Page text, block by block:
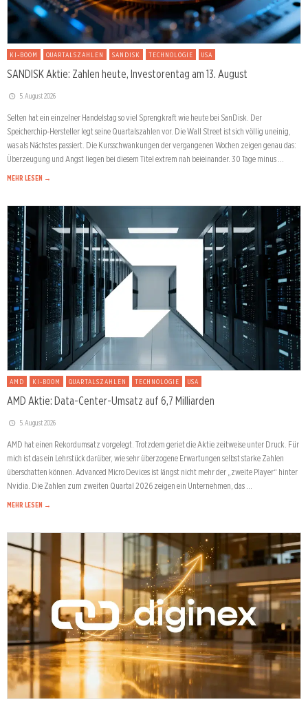
KI-BOOM QUARTALSZAHLEN SANDISK TECHNOLOGIE USA
SANDISK Aktie: Zahlen heute, Investorentag am 13. August
5. August 2026
Selten hat ein einzelner Handelstag so viel Sprengkraft wie heute bei SanDisk. Der
Speicherchip-Hersteller legt seine Quartalszahlen vor. Die Wall Street ist sich völlig uneinig,
was als Nächstes passiert. Die Kursschwankungen der vergangenen Wochen zeigen genau das:
Überzeugung und Angst liegen bei diesem Titel extrem nah beieinander. 30 Tage minus …
MEHR LESEN →
AMD KI-BOOM QUARTALSZAHLEN TECHNOLOGIE USA
AMD Aktie: Data-Center-Umsatz auf 6,7 Milliarden
5. August 2026
AMD hat einen Rekordumsatz vorgelegt. Trotzdem geriet die Aktie zeitweise unter Druck. Für
mich ist das ein Lehrstück darüber, wie sehr überzogene Erwartungen selbst starke Zahlen
überschatten können. Advanced Micro Devices ist längst nicht mehr der „zweite Player“ hinter
Nvidia. Die Zahlen zum zweiten Quartal 2026 zeigen ein Unternehmen, das …
MEHR LESEN →